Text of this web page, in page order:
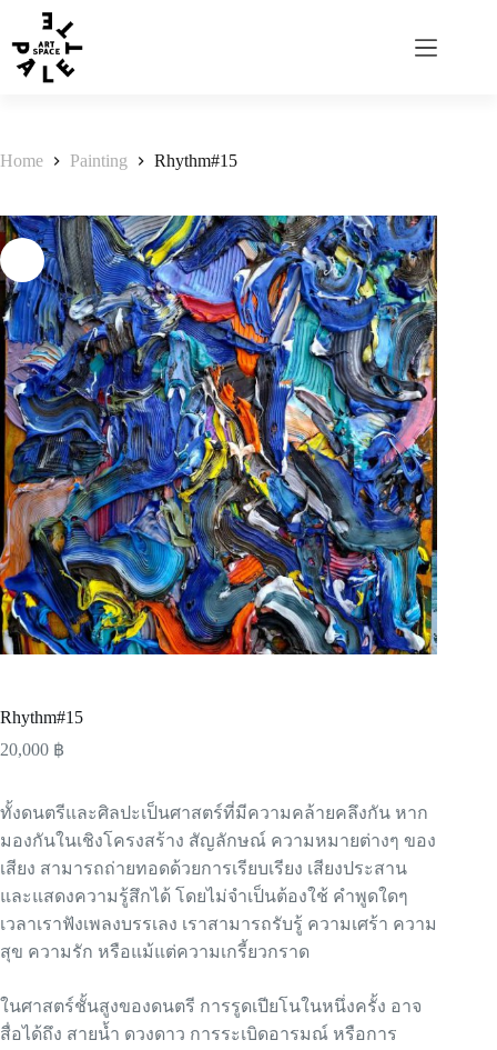
Home Painting Rhythm#15
Rhythm#15
20,000 ฿
ทั้งดนตรีและศิลปะเป็นศาสตร์ที่มีความคล้ายคลึงกัน หาก
มองกันในเชิงโครงสร้าง สัญลักษณ์ ความหมายต่างๆ ของ
เสียง สามารถถ่ายทอดด้วยการเรียบเรียง เสียงประสาน
และแสดงความรู้สึกได้ โดยไม่จำเป็นต้องใช้ คำพูดใดๆ
เวลาเราฟังเพลงบรรเลง เราสามารถรับรู้ ความเศร้า ความ
สุข ความรัก หรือแม้แต่ความเกรี้ยวกราด
ในศาสตร์ชั้นสูงของดนตรี การรูดเปียโนในหนึ่งครั้ง อาจ
สื่อได้ถึง สายน้ำ ดวงดาว การระเบิดอารมณ์ หรือการ